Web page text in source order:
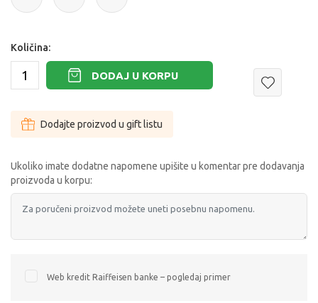
Količina:
DODAJ U KORPU
Dodajte proizvod u gift listu
Ukoliko imate dodatne napomene upišite u komentar pre dodavanja
proizvoda u korpu:
Web kredit Raiffeisen banke – pogledaj primer